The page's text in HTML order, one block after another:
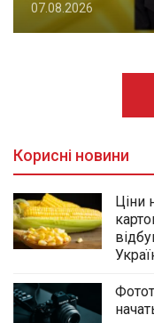
07.08.2026
Корисні новини
Ціни